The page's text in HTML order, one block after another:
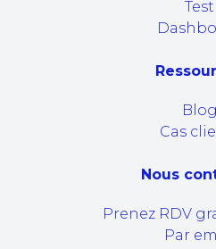
Test
Blog
Cas
Nous
Prenez RDV
Par